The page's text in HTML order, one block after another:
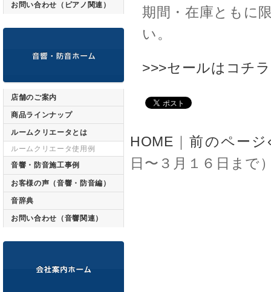
期間・在庫ともに
い。
>>>セールはコチラ
HOME ｜前のページ
日〜３月１６日まで
お問い合わせ（ピアノ関連）
店舗のご案内
商品ラインナップ
ルームクリエータとは
ルームクリエータ使用例
音響・防音施工事例
お客様の声（音響・防音編）
音辞典
お問い合わせ（音響関連）